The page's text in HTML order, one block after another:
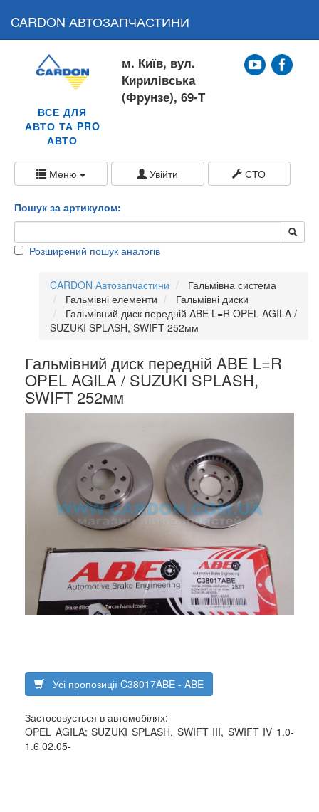
CARDON АВТОЗАПЧАСТИНИ
ВСЕ ДЛЯ
АВТО ТА PRO
АВТО
м. Київ, вул.
Кирилівська
(Фрунзе), 69-Т
Меню Увійти СТО
Пошук за артикулом:
Розширений пошук аналогів
CARDON Автозапчастини
Гальмівна система
Гальмівні елементи
Гальмівні диски
Гальмівний диск передній ABE L=R OPEL AGILA /
SUZUKI SPLASH, SWIFT 252мм
Гальмівний диск передній ABE L=R
OPEL AGILA / SUZUKI SPLASH,
SWIFT 252мм
Усі пропозиції C38017ABE - ABE
Застосовується в автомобілях:
OPEL AGILA; SUZUKI SPLASH, SWIFT III, SWIFT IV 1.0-
1.6 02.05-